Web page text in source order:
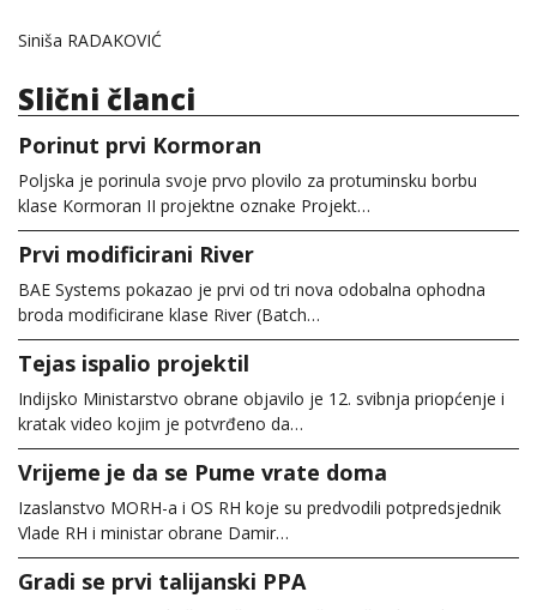
Siniša RADAKOVIĆ
Slični članci
Porinut prvi Kormoran
Poljska je porinula svoje prvo plovilo za protuminsku borbu
klase Kormoran II projektne oznake Projekt…
Prvi modificirani River
BAE Systems pokazao je prvi od tri nova odobalna ophodna
broda modificirane klase River (Batch…
Tejas ispalio projektil
Indijsko Ministarstvo obrane objavilo je 12. svibnja priopćenje i
kratak video kojim je potvrđeno da…
Vrijeme je da se Pume vrate doma
Izaslanstvo MORH-a i OS RH koje su predvodili potpredsjednik
Vlade RH i ministar obrane Damir…
Gradi se prvi talijanski PPA